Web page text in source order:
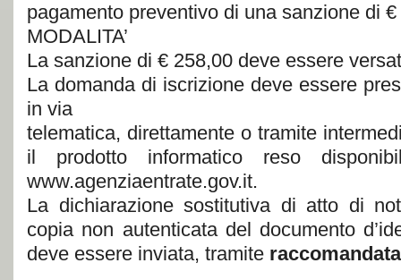
pagamento preventivo di una sanzione di
MODALITA’
La sanzione di € 258,00 deve essere
La domanda di iscrizione deve essere
in via
telematica, direttamente o tramite
il prodotto informatico reso
www.agenziaentrate.gov.it.
La dichiarazione sostitutiva di atto di
copia non autenticata del documento
deve essere inviata, tramite